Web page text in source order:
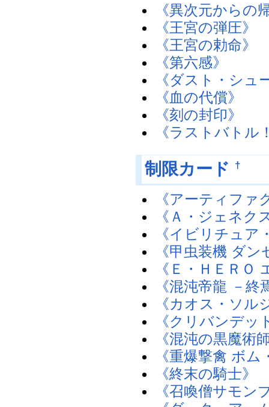
《異次元からの
《王宮の弾圧》
《王宮の勅命》
《第六感》
《ダスト・シュ
《血の代償》
《刻の封印》
《ラストバトル
制限カード †
《アーティファ
《Ａ・ジェネク
《イビリチュア
《甲虫装機 ダン
《Ｅ・ＨＥＲＯ
《混沌帝龍 －終
《カオス・ソル
《クリバンデッ
《混沌の黒魔術
《重爆撃禽 ボ
《終末の騎士》
《召喚僧サモン